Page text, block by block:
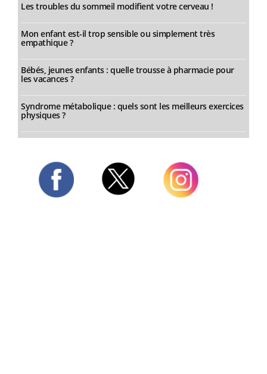
Les troubles du sommeil modifient votre cerveau !
Mon enfant est-il trop sensible ou simplement très
empathique ?
Bébés, jeunes enfants : quelle trousse à pharmacie pour
les vacances ?
Syndrome métabolique : quels sont les meilleurs exercices
physiques ?